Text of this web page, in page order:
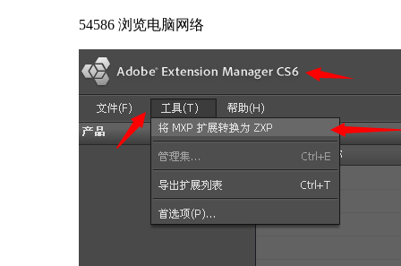
54586 浏览电脑网络